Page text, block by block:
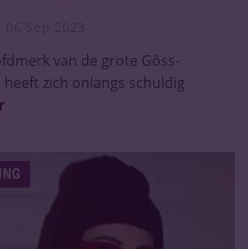
van de grote Göss-
zich onlangs schuldig